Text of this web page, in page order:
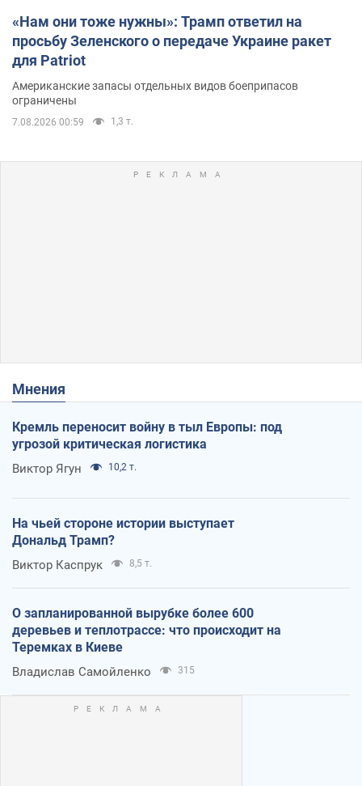
«Нам они тоже нужны»: Трамп ответил на
просьбу Зеленского о передаче Украине ракет
для Patriot
Американские запасы отдельных видов боеприпасов
ограничены
7.08.2026 00:59 1,3 т.
Мнения
Кремль переносит войну в тыл Европы: под
угрозой критическая логистика
Виктор Ягун 10,2 т.
На чьей стороне истории выступает
Дональд Трамп?
Виктор Каспрук 8,5 т.
О запланированной вырубке более 600
деревьев и теплотрассе: что происходит на
Теремках в Киеве
Владислав Самойленко 315